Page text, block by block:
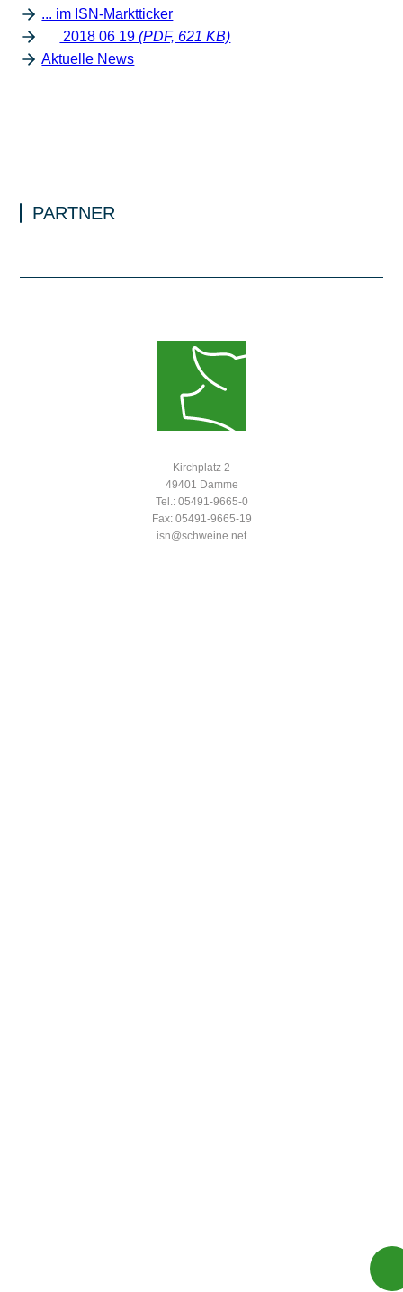
... im ISN-Marktticker
2018 06 19(PDF, 621 KB)
Aktuelle News
PARTNER
Kirchplatz 2
49401 Damme
Tel.: 05491-9665-0
Fax: 05491-9665-19
isn@schweine.net